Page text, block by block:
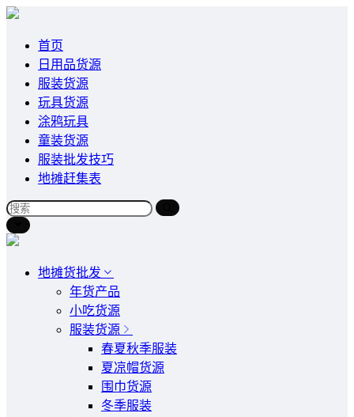
首页
日用品货源
服装货源
玩具货源
涂鸦玩具
童装货源
服装批发技巧
地摊赶集表
地摊货批发
年货产品
小吃货源
服装货源
春夏秋季服装
夏凉帽货源
围巾货源
冬季服装